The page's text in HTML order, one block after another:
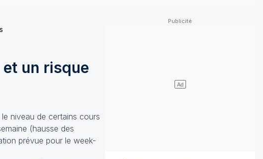
un risque
niveau de certains cours
(hausse des
prévue pour le week-